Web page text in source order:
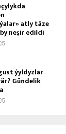
atly täze
neşir edildi
ýyldyzlar
Gündelik